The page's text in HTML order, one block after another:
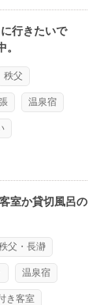
行きたいで
秩父
温泉宿
室か貸切風呂の
父・長瀞
温泉宿
き客室